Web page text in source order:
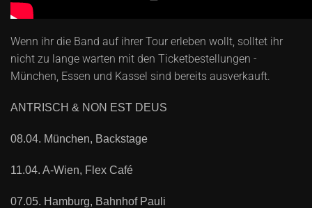
Wenn ihr die Band auf ihrer Tour erleben wollt, solltet ihr
nicht zu lange warten mit den Ticketbestellungen -
München, Essen und Kassel sind bereits ausverkauft.
ANTRISCH & NON EST DEUS
08.04. München, Backstage
11.04. A-Wien, Flex Café
07.05. Hamburg, Bahnhof Pauli